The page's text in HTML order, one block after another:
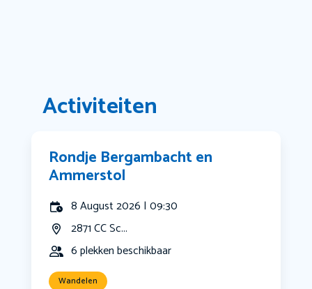
Activiteiten
Rondje Bergambacht en
Ammerstol
8 August 2026 | 09:30
2871 CC Sc...
6 plekken beschikbaar
Wandelen